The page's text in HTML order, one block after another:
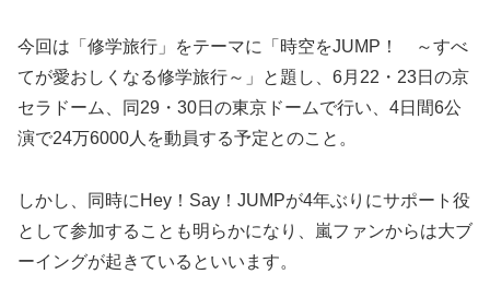
今回は「修学旅行」をテーマに「時空をJUMP！ ～すべ
てが愛おしくなる修学旅行～」と題し、6月22・23日の京
セラドーム、同29・30日の東京ドームで行い、4日間6公
演で24万6000人を動員する予定とのこと。
しかし、同時にHey！Say！JUMPが4年ぶりにサポート役
として参加することも明らかになり、嵐ファンからは大ブ
ーイングが起きているといいます。